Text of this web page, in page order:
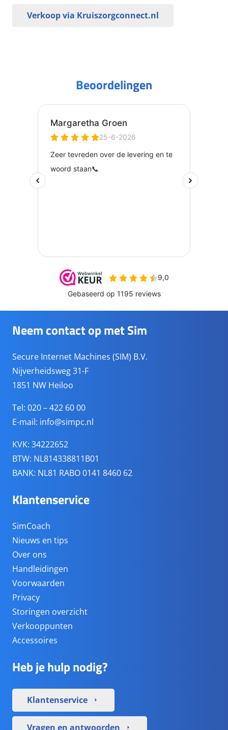
Verkoop via Kruiszorgconnect.nl
Beoordelingen
Neem contact op met Sim
Secure Internet Machines (SIM) B.V.
Nijverheidsweg 31-F
1851 NW Heiloo
Tel: 020 – 422 60 00
E-mail: info@simpc.nl
KVK: 34222652
BTW: NL814338811B01
BANK: NL81 RABO 0141 8460 62
Klantenservice
SimCoach
Nieuws en tips
Over ons
Handleidingen
Voorwaarden
Privacy
Storingen overzicht
Verkooppunten
Accessoires
Heb je hulp nodig?
Klantenservice arrow_right
Vragen en antwoorden arrow_right